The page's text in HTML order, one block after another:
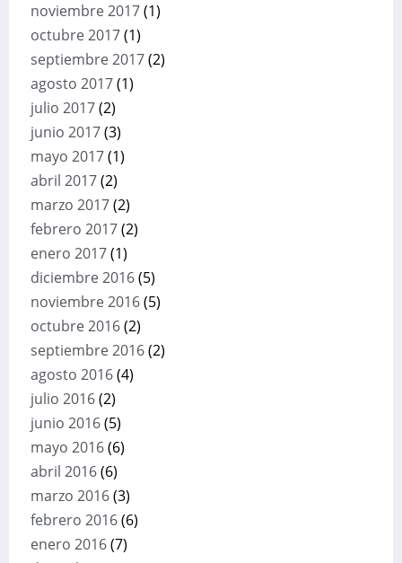
noviembre 2017(1)
octubre 2017(1)
septiembre 2017(2)
agosto 2017(1)
julio 2017(2)
junio 2017(3)
mayo 2017(1)
abril 2017(2)
marzo 2017(2)
febrero 2017(2)
enero 2017(1)
diciembre 2016(5)
noviembre 2016(5)
octubre 2016(2)
septiembre 2016(2)
agosto 2016(4)
julio 2016(2)
junio 2016(5)
mayo 2016(6)
abril 2016(6)
marzo 2016(3)
febrero 2016(6)
enero 2016(7)